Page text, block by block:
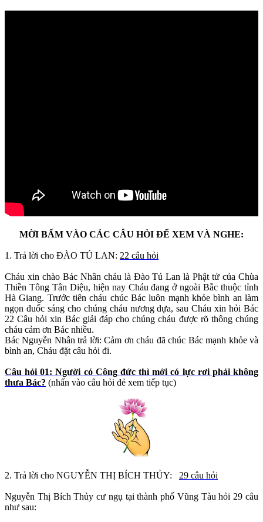
MỜI BẤM VÀO CÁC CÂU HỎI ĐỂ XEM VÀ NGHE:
1. Trả lời cho ĐÀO TÚ LAN: 22 câu hỏi
Cháu xin chào Bác Nhân cháu là Đào Tú Lan là Phật tử của Chùa
Thiền Tông Tân Diệu, hiện nay Cháu đang ở ngoài Bắc thuộc tỉnh
Hà Giang. Trước tiên cháu chúc Bác luôn mạnh khỏe bình an làm
ngọn đuốc sáng cho chúng cháu nương dựa, sau Cháu xin hỏi Bác
22 Câu hỏi xin Bác giải đáp cho chúng cháu được rõ thông chúng
cháu cảm ơn Bác nhiều.
Bác Nguyễn Nhân trả lời: Cảm ơn cháu đã chúc Bác mạnh khỏe và
bình an, Cháu đặt câu hỏi đi.
Câu hỏi 01: Người có Công đức thì mới có lực rơi phải không
thưa Bác? (nhấn vào câu hỏi đẻ xem tiếp tục)
2. Trả lời cho NGUYỄN THỊ BÍCH THỦY: 29 câu hỏi
Nguyễn Thị Bích Thủy cư ngụ tại thành phố Vũng Tàu hỏi 29 câu
như sau: